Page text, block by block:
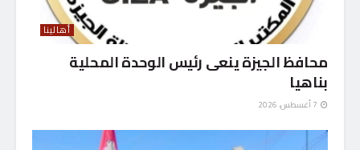
أهالينا
محافظ الجيزة ينعى رئيس الوحدة المحلية
بناهيا